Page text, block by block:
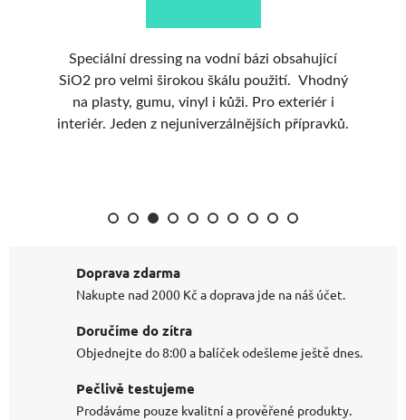
Speciální dressing na vodní bázi obsahující
SiO2 pro velmi širokou škálu použití. Vhodný
na plasty, gumu, vinyl i kůži. Pro exteriér i
interiér. Jeden z nejuniverzálnějších přípravků.
Doprava zdarma
Nakupte nad 2000 Kč a doprava jde na náš účet.
Doručíme do zítra
Objednejte do 8:00 a balíček odešleme ještě dnes.
Pečlivě testujeme
Prodáváme pouze kvalitní a prověřené produkty.